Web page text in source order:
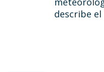
describe